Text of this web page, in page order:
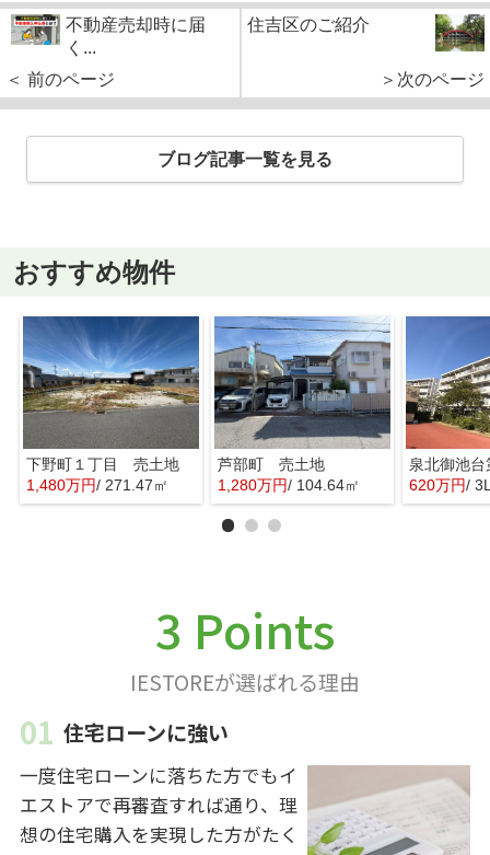
不動産売却時に届
く...
＜ 前のページ
住吉区のご紹介
＞次のページ
ブログ記事一覧を見る
おすすめ物件
下野町１丁目 売土地
1,480万円/ 271.47㎡
芦部町 売土地
1,280万円/ 104.64㎡ 620万円/
3 Points
IESTOREが選ばれる理由
住宅ローンに強い
一度住宅ローンに落ちた方でもイ
エストアで再審査すれば通り、理
想の住宅購入を実現した方がたく